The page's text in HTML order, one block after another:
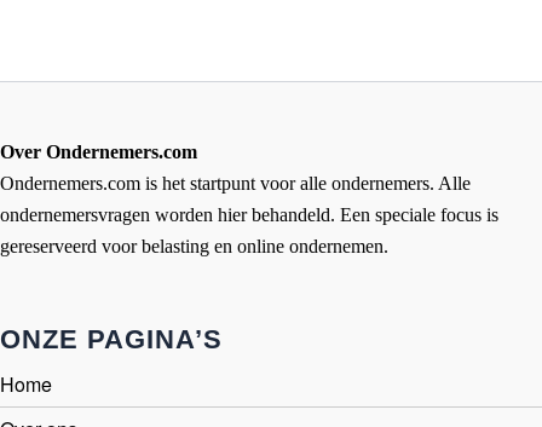
Over Ondernemers.com
Ondernemers.com is het startpunt voor alle ondernemers. Alle
ondernemersvragen worden hier behandeld. Een speciale focus is
gereserveerd voor belasting en online ondernemen.
ONZE PAGINA’S
Home